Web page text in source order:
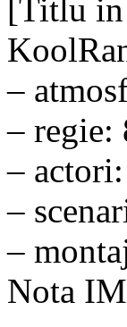
[Titlu
–
– regie:
–
–
–
Nota